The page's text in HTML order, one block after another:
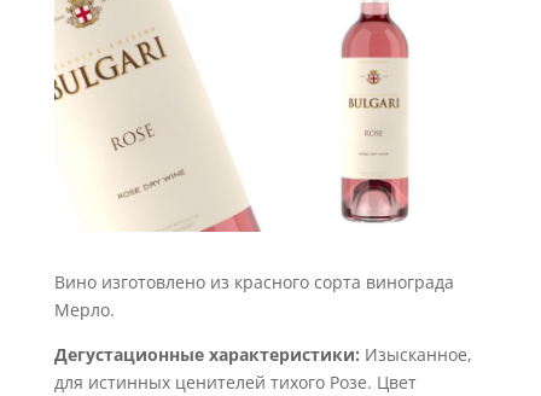
Вино изготовлено из красного сорта винограда
Мерло.
Дегустационные характеристики: Изысканное,
для истинных ценителей тихого Розе. Цвет